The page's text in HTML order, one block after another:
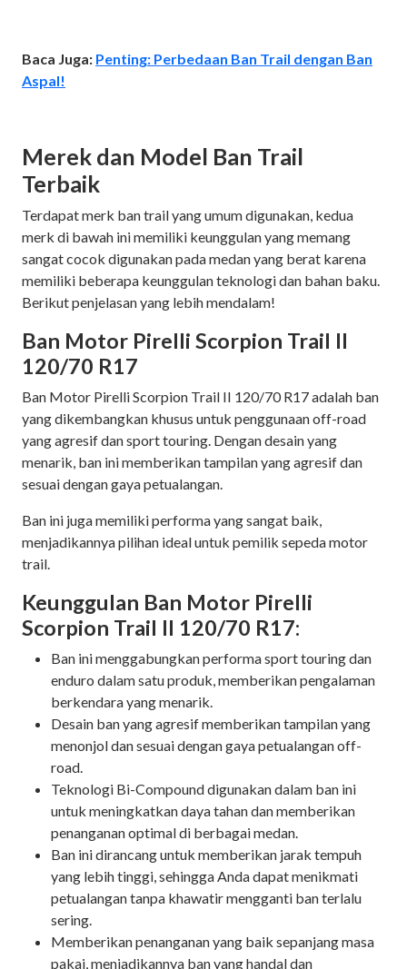
Baca Juga: Penting: Perbedaan Ban Trail dengan Ban
Aspal!
Merek dan Model Ban Trail
Terbaik
Terdapat merk ban trail yang umum digunakan, kedua
merk di bawah ini memiliki keunggulan yang memang
sangat cocok digunakan pada medan yang berat karena
memiliki beberapa keunggulan teknologi dan bahan baku.
Berikut penjelasan yang lebih mendalam!
Ban Motor Pirelli Scorpion Trail II
120/70 R17
Ban Motor Pirelli Scorpion Trail II 120/70 R17 adalah ban
yang dikembangkan khusus untuk penggunaan off-road
yang agresif dan sport touring. Dengan desain yang
menarik, ban ini memberikan tampilan yang agresif dan
sesuai dengan gaya petualangan.
Ban ini juga memiliki performa yang sangat baik,
menjadikannya pilihan ideal untuk pemilik sepeda motor
trail.
Keunggulan Ban Motor Pirelli
Scorpion Trail II 120/70 R17:
Ban ini menggabungkan performa sport touring dan
enduro dalam satu produk, memberikan pengalaman
berkendara yang menarik.
Desain ban yang agresif memberikan tampilan yang
menonjol dan sesuai dengan gaya petualangan off-
road.
Teknologi Bi-Compound digunakan dalam ban ini
untuk meningkatkan daya tahan dan memberikan
penanganan optimal di berbagai medan.
Ban ini dirancang untuk memberikan jarak tempuh
yang lebih tinggi, sehingga Anda dapat menikmati
petualangan tanpa khawatir mengganti ban terlalu
sering.
Memberikan penanganan yang baik sepanjang masa
pakai, menjadikannya ban yang handal dan